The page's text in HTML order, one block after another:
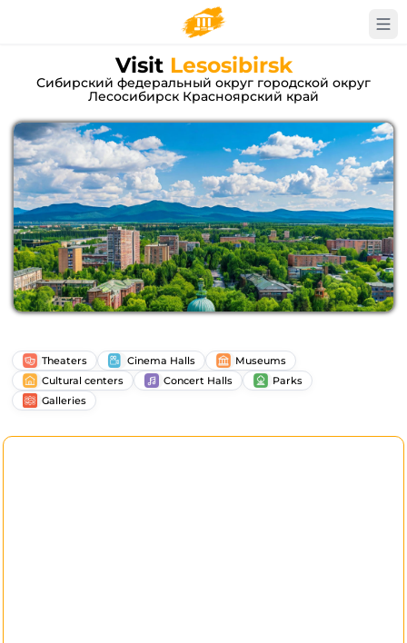
Visit Lesosibirsk
Сибирский федеральный округ городской округ
Лесосибирск Красноярский край
Theaters Cinema Halls
Museums
Cultural centers
Concert Halls
Parks
Galleries